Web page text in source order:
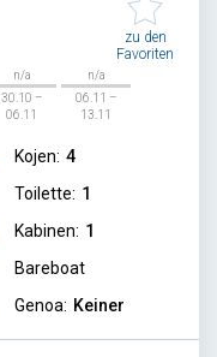
zu den
Favoriten
n/a
30.10 –
06.11
n/a
06.11 –
13.11
Kojen: 4
Toilette: 1
Kabinen: 1
Bareboat
Genoa: Keiner